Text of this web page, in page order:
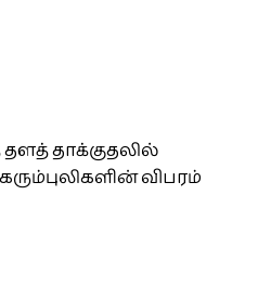
தாக்குதலில்
விபரம்